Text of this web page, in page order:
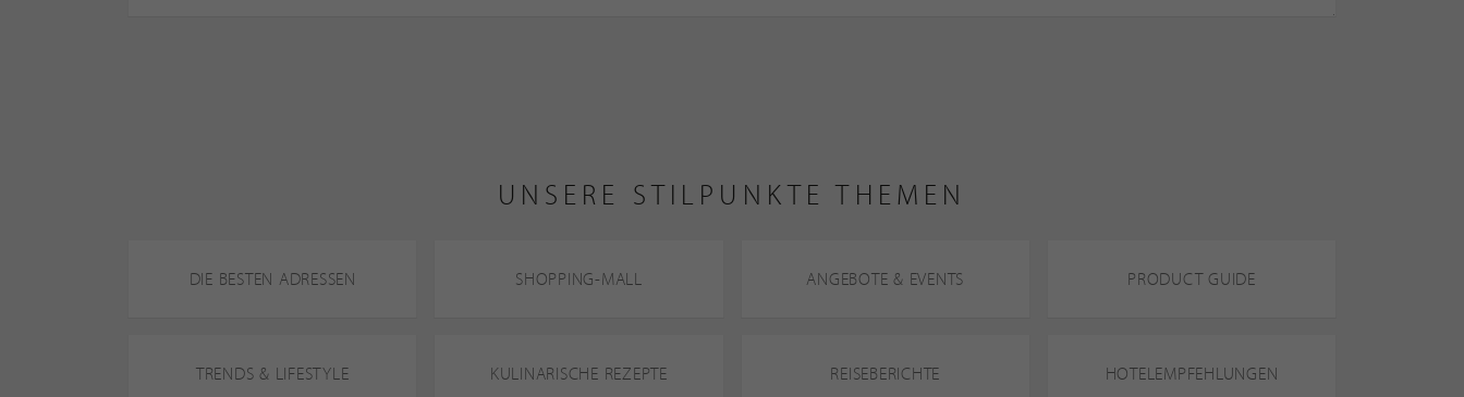
UNSERE STILPUNKTE THEMEN
DIE BESTEN ADRESSEN SHOPPING-MALL ANGEBOTE & EVENTS PRODUCT GUIDE
TRENDS & LIFESTYLE KULINARISCHE REZEPTE REISEBERICHTE HOTELEMPFEHLUNGEN